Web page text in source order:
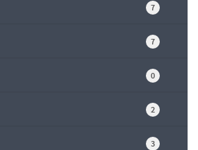
7
7
0
2
3